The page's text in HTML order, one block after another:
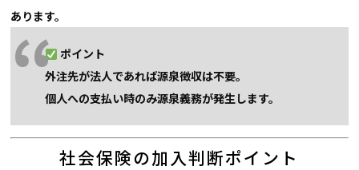
あります。
ポイント
外注先が法人であれば源泉徴収は不要。
個人への支払い時のみ源泉義務が発生します。
社会保険の加入判断ポイント